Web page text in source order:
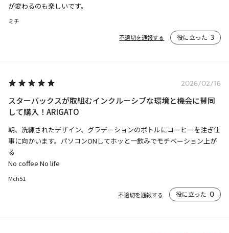
が変わるのも楽しいです。
ミチ
不適切を通報する 役に立った 3
2026/02/16
スターバックスが取組むインクルーシブな環境と機会に賛同
して購入！ARIGATO
朝、洗練されたデザイン、グラデーションのボトルにコーヒーを注ぎ仕
事に向かいます。パソコンONしてホッと一飲みでモチベーション上が
る
No coffee No life
Mch51
不適切を通報する 役に立った 0